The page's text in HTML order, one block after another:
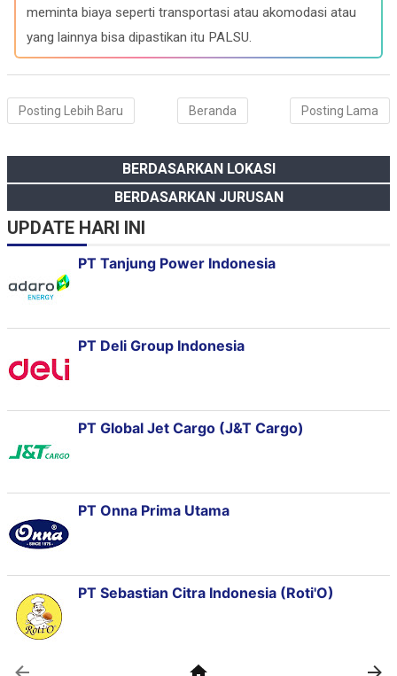
meminta biaya seperti transportasi atau akomodasi atau
yang lainnya bisa dipastikan itu PALSU.
Posting Lebih Baru Posting Lama
Beranda
BERDASARKAN LOKASI
BERDASARKAN JURUSAN
UPDATE HARI INI